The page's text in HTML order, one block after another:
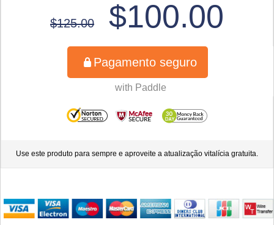
$125.00 $100.00
Pagamento seguro
Use este produto para sempre e aproveite a atualização vitalícia gratuita.